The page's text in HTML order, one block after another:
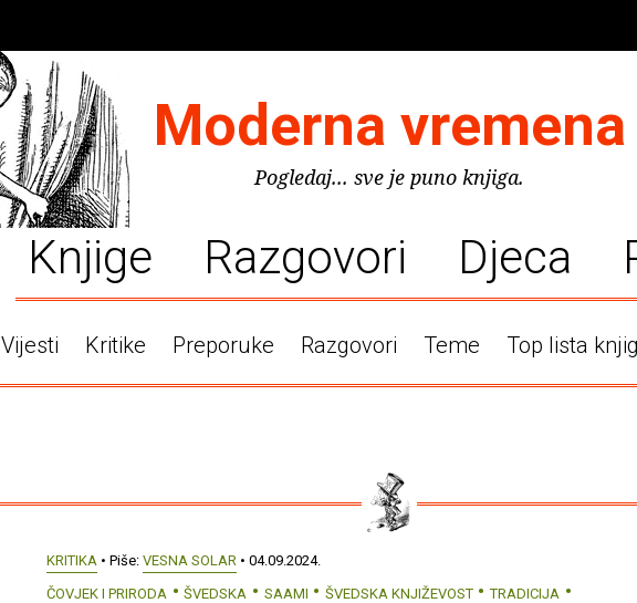
Moderna vremena
Pogledaj... sve je puno knjiga.
Knjige Razgovori Djeca
Vijesti Kritike Preporuke Razgovori Teme Top lista
KRITIKA • Piše: VESNA SOLAR • 04.09.2024.
ČOVJEK I PRIRODA
ŠVEDSKA SAAMI ŠVEDSKA KNJIŽEVOST
TRADICIJA